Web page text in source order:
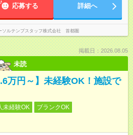
応募する 詳細へ
ソルテンプスタッフ株式会社 首都圏
掲載日：2026.08.05
未読
万円～】未経験OK！施設で
未経験OK
ブランクOK